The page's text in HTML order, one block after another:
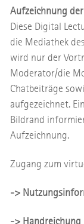
Aufzeichnung
Diese Digital
die Mediathek
wird nur der
Moderator/die
Chatbeiträge
aufgezeichnet.
Bildrand
Aufzeichnung.
Zugang zum
->
-> Handreichung